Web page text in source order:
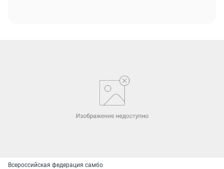
Всероссийская федерация самбо